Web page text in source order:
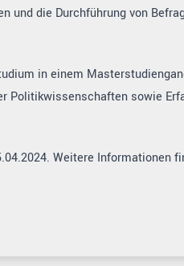
und die Durchführung von
in einem
Politikwissenschaften sowie
Weitere Informationen